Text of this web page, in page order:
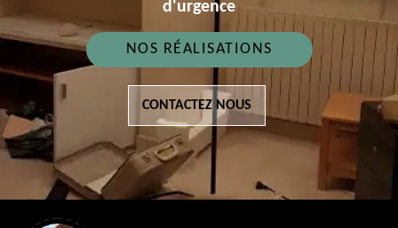
d'urgence
NOS RÉALISATIONS
CONTACTEZ NOUS